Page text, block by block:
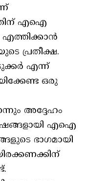
എഐ
പ്രതീക്ഷ.
എന്ന്
ഒരു
അദ്ദേഹം
എഐ
ഭാഗമായി